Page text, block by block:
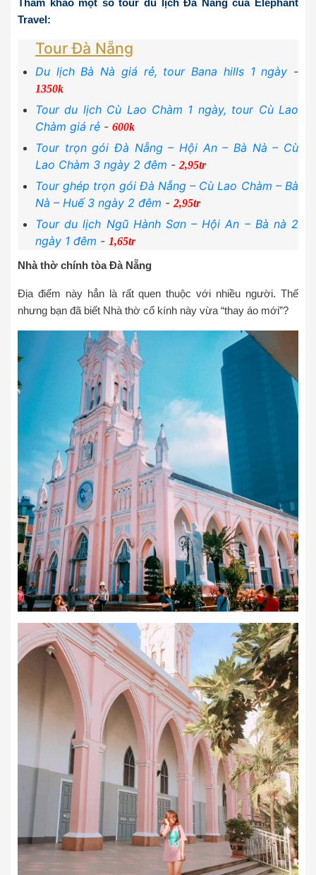
Tham khảo một số tour du lịch Đà Nẵng của Elephant
Travel:
Tour Đà Nẵng
Du lịch Bà Nà giá rẻ, tour Bana hills 1 ngày -
1350k
Tour du lịch Cù Lao Chàm 1 ngày, tour Cù Lao
Chàm giá rẻ - 600k
Tour trọn gói Đà Nẵng – Hội An – Bà Nà – Cù
Lao Chàm 3 ngày 2 đêm -2,95tr
Tour ghép trọn gói Đà Nẵng – Cù Lao Chàm – Bà
Nà – Huế 3 ngày 2 đêm -2,95tr
Tour du lịch Ngũ Hành Sơn – Hội An – Bà nà 2
ngày 1 đêm - 1,65tr
Nhà thờ chính tòa Đà Nẵng
Địa điểm này hẳn là rất quen thuộc với nhiều người. Thế
nhưng bạn đã biết Nhà thờ cổ kính này vừa “thay áo mới”?